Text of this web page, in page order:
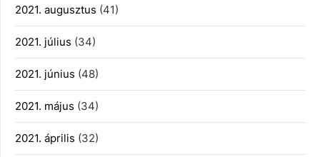
2021. augusztus (41)
2021. július (34)
2021. június (48)
2021. május (34)
2021. április (32)